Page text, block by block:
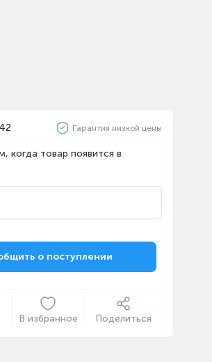
Гарантия низкой цены
когда товар появится в
о поступлении
В избранное Поделиться